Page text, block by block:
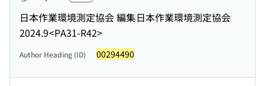
日本作業環境測定協会 編集日本作業環境測定協会
2024.9<PA31-R42>
Author Heading (ID) 00294490